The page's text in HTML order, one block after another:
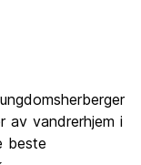
av vandrerhjem i
beste